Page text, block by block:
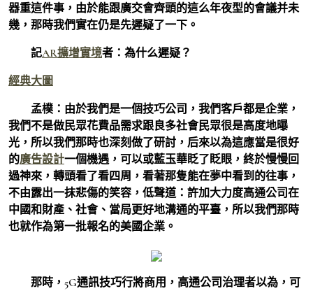
器重這件事，由於能跟廣交會齊頭的這么年夜型的會議并未
幾，那時我們實在仍是先遲疑了一下。
記AR擴增實境者： 為什么遲疑？
經典大圖
孟樸： 由於我們是一個技巧公司，我們客戶都是企業，
我們不是做民眾花費品需求跟良多社會民眾很是高度地曝
光，所以我們那時也深刻做了研討，后來以為這應當是很好
的廣告設計一個機遇，可以或藍玉華眨了眨眼，終於慢慢回
過神來，轉頭看了看四周，看著那隻能在夢中看到的往事，
不由露出一抹悲傷的笑容，低聲道：許加大力度高通公司在
中國和財產、社會、當局更好地溝通的平臺，所以我們那時
也就作為第一批報名的美國企業。
那時，5G通訊技巧行將商用，高通公司治理者以為，可